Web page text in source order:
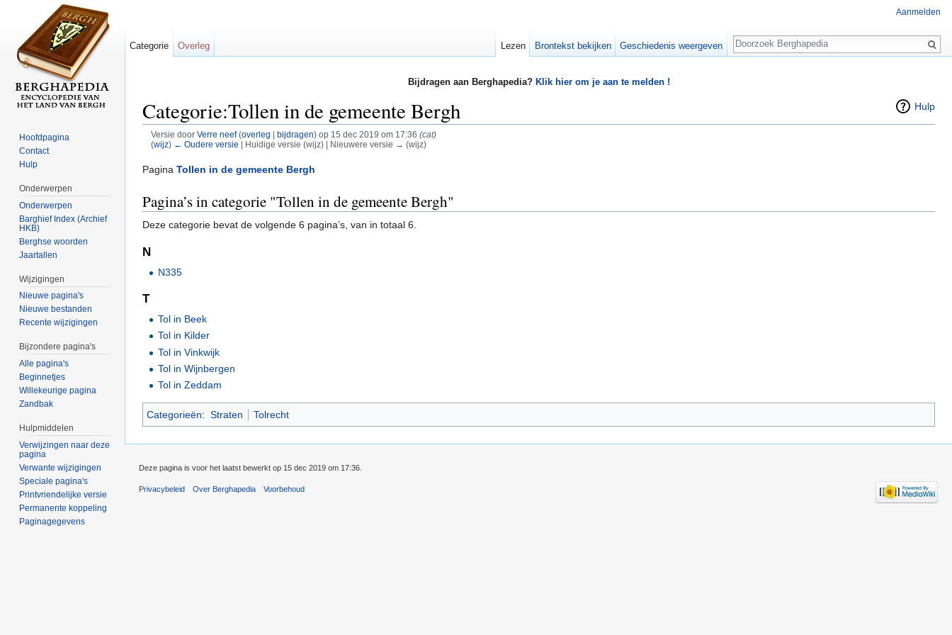
Bijdragen aan Berghapedia? Klik hier om je aan te melden !
Hulp
Categorie:Tollen in de gemeente Bergh
Versie door Verre neef (overleg bijdragen)op 15 dec 2019 om 17:36 (cat)
(wijz) ← Oudere versie | Huidige versie (wijz) | Nieuwere versie → (wijz)
Pagina Tollen in de gemeente Bergh
Pagina’s in categorie "Tollen in de gemeente Bergh"
Deze categorie bevat de volgende 6 pagina’s, van in totaal 6.
N
N335
T
Tol in Beek
Tol in Kilder
Tol in Vinkwijk
Tol in Wijnbergen
Tol in Zeddam
Categorieën: Straten Tolrecht
Aanmelden
Categorie Overleg Lezen Brontekst bekijken Geschiedenis weergeven
Zoeken
Hoofdpagina
Contact
Hulp
Onderwerpen
Onderwerpen
Barghief Index (Archief
HKB)
Berghse woorden
Jaartallen
Wijzigingen
Nieuwe pagina's
Nieuwe bestanden
Recente wijzigingen
Bijzondere pagina's
Alle pagina's
Beginnetjes
Willekeurige pagina
Zandbak
Hulpmiddelen
Verwijzingen naar deze
pagina
Verwante wijzigingen
Speciale pagina's
Printvriendelijke versie
Permanente koppeling
Paginagegevens
Deze pagina is voor het laatst bewerkt op 15 dec 2019 om 17:36.
Privacybeleid Over Berghapedia Voorbehoud